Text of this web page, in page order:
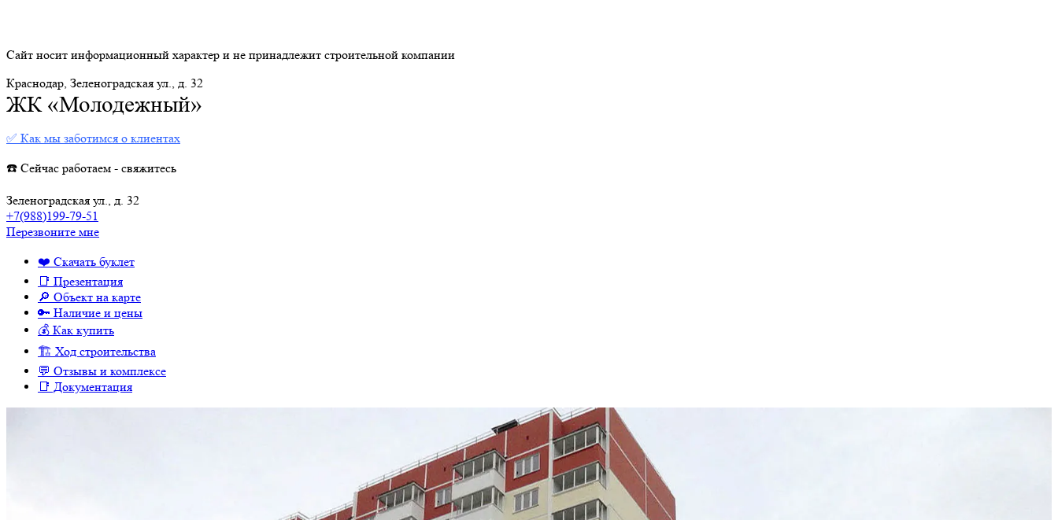
Сайт носит информационный характер и не принадлежит строительной компании
Краснодар, Зеленоградская ул., д. 32
ЖК «Молодежный»
✅ Как мы заботимся о клиентах
☎️ Сейчас работаем - свяжитесь
Зеленоградская ул., д. 32
+7(988)199-79-51
Перезвоните мне
❤️ Скачать буклет
📑 Презентация
🔎 Объект на карте
🔑 Наличие и цены
💰 Как купить
🏗 Ход строительства
💬 Отзывы и комплексе
📑 Документация